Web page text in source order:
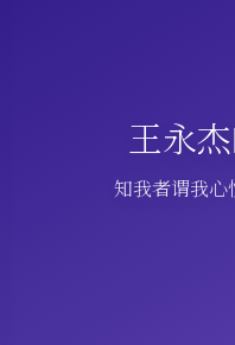
王永
知我者谓我心